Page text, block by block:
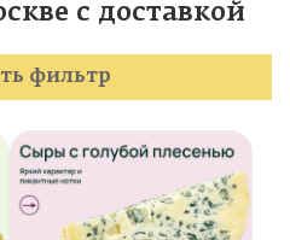
с доставкой
фильтр